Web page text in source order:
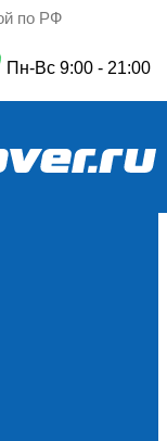
по РФ
Пн-Вс 9:00 - 21:00